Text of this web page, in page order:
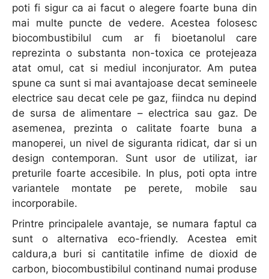
poti fi sigur ca ai facut o alegere foarte buna din
mai multe puncte de vedere. Acestea folosesc
biocombustibilul cum ar fi bioetanolul care
reprezinta o substanta non-toxica ce protejeaza
atat omul, cat si mediul inconjurator. Am putea
spune ca sunt si mai avantajoase decat semineele
electrice sau decat cele pe gaz, fiindca nu depind
de sursa de alimentare – electrica sau gaz. De
asemenea, prezinta o calitate foarte buna a
manoperei, un nivel de siguranta ridicat, dar si un
design contemporan. Sunt usor de utilizat, iar
preturile foarte accesibile. In plus, poti opta intre
variantele montate pe perete, mobile sau
incorporabile.
Printre principalele avantaje, se numara faptul ca
sunt o alternativa eco-friendly. Acestea emit
caldura,a buri si cantitatile infime de dioxid de
carbon, biocombustibilul continand numai produse